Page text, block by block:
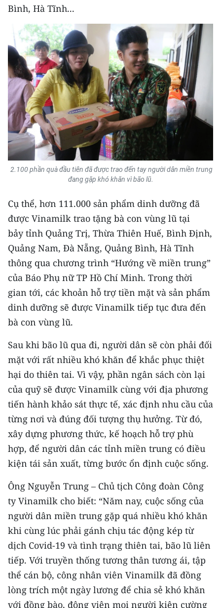
Media Thể thao
Media Giáo dục
Media Y tế
Media Khoa học - Công nghệ
Media Môi trường
Ảnh
Infographic
TIN MỚI
TIN ĐỊA PHƯƠNG
Trung du và miền núi phía Bắc
Đồng bằng sông Hồng
Bắc Trung Bộ
Duyên hải Nam Trung Bộ và Tây
Nguyên
Đông Nam Bộ
Đồng bằng sông Cửu Long
Chuyên trang Hà Nội
Chuyên trang TP. Hồ Chí Minh
CHUYÊN ĐỀ
CÁC CHUYÊN TRANG
VỀ BÁO NHÂN DÂN
THỜI NAY
NHÂN DÂN CUỐI TUẦN
NHÂN DÂN HẰNG THÁNG
MUA BÁO
ĐỌC BÁO IN
Bình, Hà Tĩnh...
2.100 phần quà đầu tiên đã được trao đến tay người dân miền trung
đang gặp khó khăn vì bão lũ.
Cụ thể, hơn 111.000 sản phẩm dinh dưỡng đã
được Vinamilk trao tặng bà con vùng lũ tại
bảy tỉnh Quảng Trị, Thừa Thiên Huế, Bình Định,
Quảng Nam, Đà Nẵng, Quảng Bình, Hà Tĩnh
thông qua chương trình “Hướng về miền trung”
của Báo Phụ nữ TP Hồ Chí Minh. Trong thời
gian tới, các khoản hỗ trợ tiền mặt và sản phẩm
dinh dưỡng sẽ được Vinamilk tiếp tục đưa đến
bà con vùng lũ.
Sau khi bão lũ qua đi, người dân sẽ còn phải đối
mặt với rất nhiều khó khăn để khắc phục thiệt
hại do thiên tai. Vì vậy, phần ngân sách còn lại
của quỹ sẽ được Vinamilk cùng với địa phương
tiến hành khảo sát thực tế, xác định nhu cầu của
từng nơi và đúng đối tượng thụ hưởng. Từ đó,
xây dựng phương thức, kế hoạch hỗ trợ phù
hợp, để người dân các tỉnh miền trung có điều
kiện tái sản xuất, từng bước ổn định cuộc sống.
Ông Nguyễn Trung – Chủ tịch Công đoàn Công
ty Vinamilk cho biết: “Năm nay, cuộc sống của
người dân miền trung gặp quá nhiều khó khăn
khi cùng lúc phải gánh chịu tác động kép từ
dịch Covid-19 và tình trạng thiên tai, bão lũ liên
tiếp. Với truyền thống tương thân tương ái, tập
thể cán bộ, công nhân viên Vinamilk đã đồng
lòng trích một ngày lương để chia sẻ khó khăn
với đồng bào, động viên mọi người kiên cường